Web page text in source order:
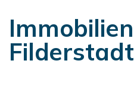
Immobilien
Filderstadt